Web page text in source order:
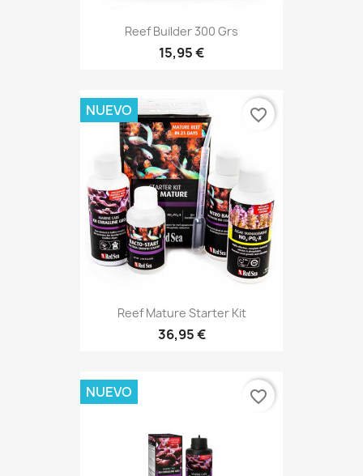
Reef Builder 300 Grs
15,95 €
Reef Mature Starter Kit
36,95 €
NUEVO favorite_border
NUEVO favorite_border